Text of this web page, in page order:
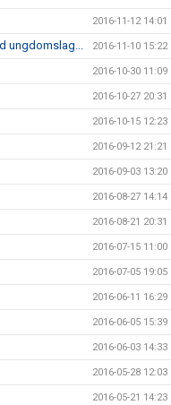
2016-11-12 14:01
ungdomslag... 2016-11-10 15:22
2016-10-30 11:09
2016-10-27 20:31
2016-10-15 12:23
2016-09-12 21:21
2016-09-03 13:20
2016-08-27 14:14
2016-08-21 20:31
2016-07-15 11:00
2016-07-05 19:05
2016-06-11 16:29
2016-06-05 15:39
2016-06-03 14:33
2016-05-28 12:03
2016-05-21 14:23